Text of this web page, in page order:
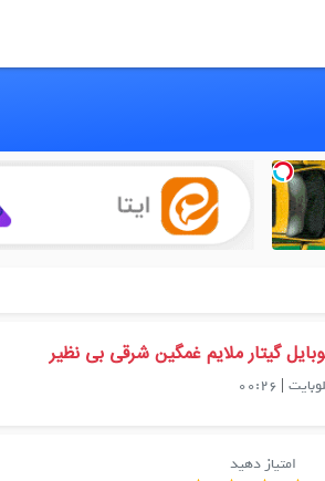
گیتار ملایم غمگین شرقی بی نظیر
|
00:26
امتیاز دهید